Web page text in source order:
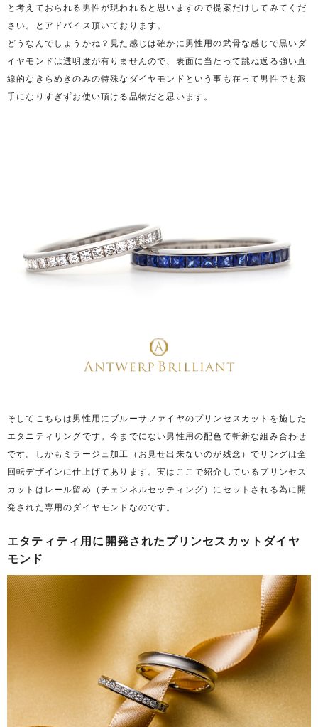
と考えておられる男性が現われると思いますので提案だけしてみてくだ
さい。とアドバイス頂いております。
どうなんでしょうかね？見た感じは確かに男性用の武骨な感じで黒いダ
イヤモンドは透明度が有りませんので、表面に当たって跳ね返る強い直
線的なきらめきのみの特殊なダイヤモンドという事も在って男性でも派
手になりすぎずお使い頂ける品物だと思います。
そしてこちらは男性用にブルーサファイヤのプリンセスカットを施した
エタニティリングです。今までにない男性用の配色で斬新な組み合わせ
です。しかもミラージュ加工（お見せ出来ないのが残念）でリングは全
回転デザインに仕上げてあります。実はここで紹介しているプリンセス
カットはレール留め（チェンネルセッティング）にセットされる為に開
発された専用のダイヤモンドなのです。
エタティティ用に開発されたプリンセスカットダイヤ
モンド